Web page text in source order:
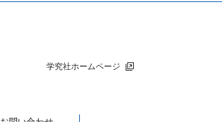
学究社ホームページ